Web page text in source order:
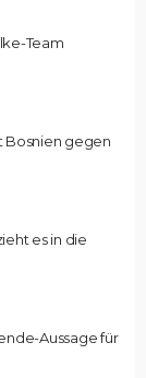
Team
Bosnien gegen
es in die
Aussage für